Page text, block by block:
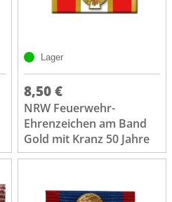
Lager
8,50 €
NRW Feuerwehr-
Ehrenzeichen am Band
Gold mit Kranz 50 Jahre